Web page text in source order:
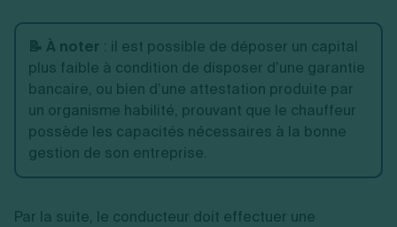
📝 À noter : il est possible de déposer un capital
plus faible à condition de disposer d’une garantie
bancaire, ou bien d’une attestation produite par
un organisme habilité, prouvant que le chauffeur
possède les capacités nécessaires à la bonne
gestion de son entreprise.
Par la suite, le conducteur doit effectuer une